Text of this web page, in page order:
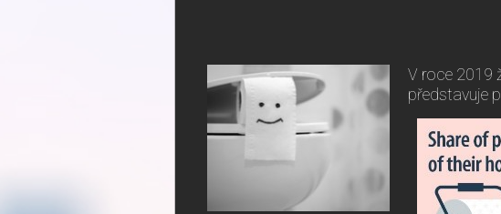
V roce 2019
představuje